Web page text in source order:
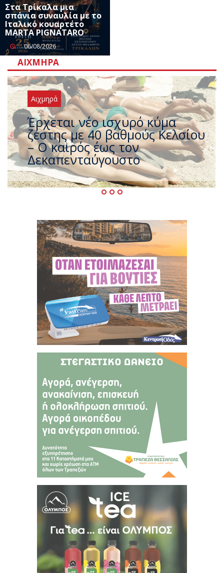
Στα Τρίκαλα μια
σπάνια συναυλία με το
Ιταλικό κουαρτέτο
MARTA PIGNATARO
06/08/2026
ΑΙΧΜΗΡΆ
Αιχμηρά
Άφαντος ο Τσίπρας… την ώρα
που η χώρα καίγεται